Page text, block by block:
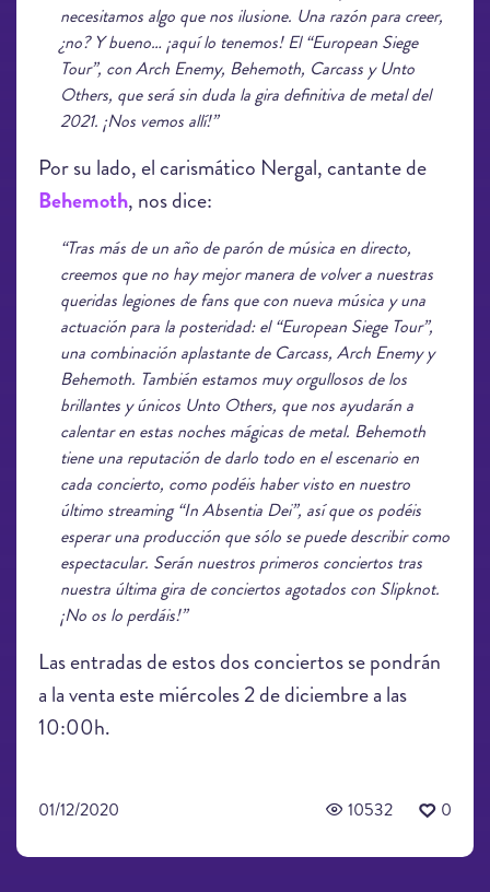
necesitamos algo que nos ilusione. Una razón para creer,
¿no? Y bueno… ¡aquí lo tenemos! El “European Siege
Tour”, con Arch Enemy, Behemoth, Carcass y Unto
Others, que será sin duda la gira definitiva de metal del
2021. ¡Nos vemos allí!”
Por su lado, el carismático Nergal, cantante de
Behemoth, nos dice:
“Tras más de un año de parón de música en directo,
creemos que no hay mejor manera de volver a nuestras
queridas legiones de fans que con nueva música y una
actuación para la posteridad: el “European Siege Tour”,
una combinación aplastante de Carcass, Arch Enemy y
Behemoth. También estamos muy orgullosos de los
brillantes y únicos Unto Others, que nos ayudarán a
calentar en estas noches mágicas de metal. Behemoth
tiene una reputación de darlo todo en el escenario en
cada concierto, como podéis haber visto en nuestro
último streaming “In Absentia Dei”, así que os podéis
esperar una producción que sólo se puede describir como
espectacular. Serán nuestros primeros conciertos tras
nuestra última gira de conciertos agotados con Slipknot.
¡No os lo perdáis!”
Las entradas de estos dos conciertos se pondrán
a la venta este miércoles 2 de diciembre a las
10:00h.
01/12/2020 10532 0